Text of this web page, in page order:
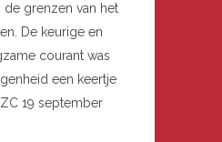
grenzen van het
De keurige en
courant was
een keertje
19 september